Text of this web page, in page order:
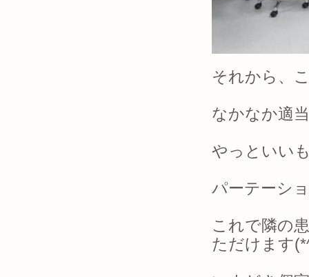
それから、
なかなか適
やっといい
パーテーシ
これで隣の
ただけます